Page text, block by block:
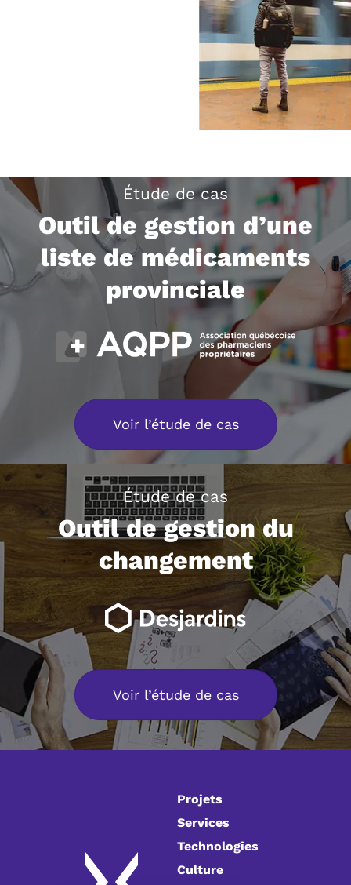
Étude de cas
Outil de gestion d’une
liste de médicaments
provinciale
Voir l’étude de cas
Étude de cas
Outil de gestion du
changement
Voir l’étude de cas
Projets
Services
Technologies
Culture